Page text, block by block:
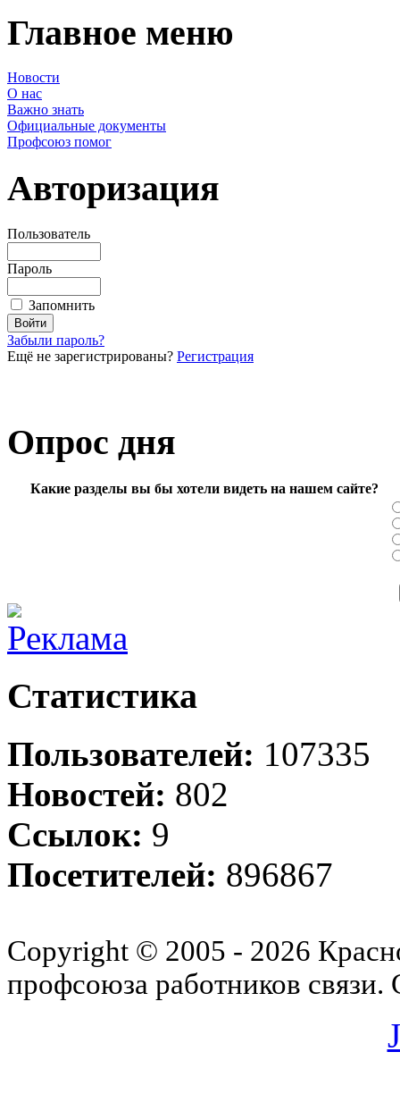
Главное меню
Новости
О нас
Важно знать
Официальные документы
Профсоюз помог
Авторизация
Пользователь
Пароль
Запомнить
Забыли пароль?
Ещё не зарегистрированы? Регистрация
Опрос дня
Какие разделы вы бы хотели видеть на нашем сайте?
Статистика
Пользователей: 107335
Новостей: 802
Ссылок: 9
Посетителей: 896867
Copyright © 2005 - 2026
профсоюза работников